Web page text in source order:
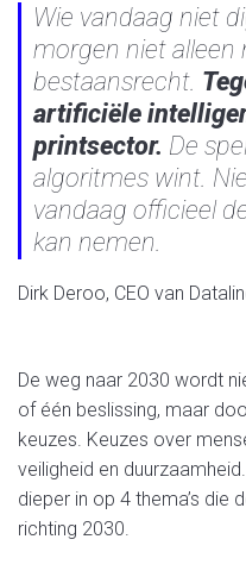
Wie vandaag niet
morgen niet alleen
bestaansrecht.
artificiële
printsector. De
algoritmes wint.
vandaag officieel
kan nemen.
Dirk Deroo, CEO van
De weg naar 2030 wordt
of één beslissing, maar
keuzes. Keuzes over
veiligheid en
dieper in op 4 thema’s die
richting 2030.